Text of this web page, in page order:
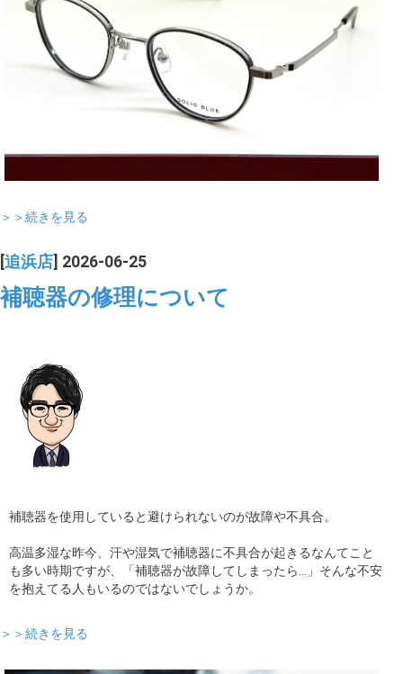
＞＞続きを見る
追浜店 ] 2026-06-25
補聴器の修理について
補聴器を使用していると避けられないのが故障や不具合。
高温多湿な昨今、汗や湿気で補聴器に不具合が起きるなんてこと
も多い時期ですが、「補聴器が故障してしまったら…」そんな不安
を抱えてる人もいるのではないでしょうか。
＞＞続きを見る